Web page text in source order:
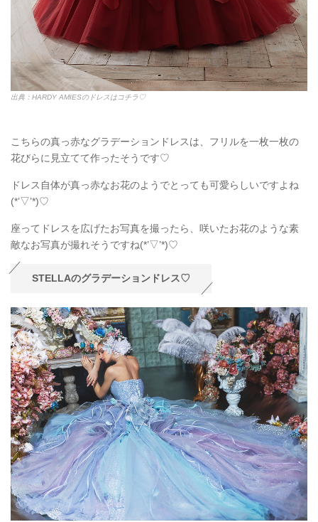
出典：HARDY AMIESのドレスはコチラ♡
こちらの真っ赤なグラデーションドレスは、フリルを一枚一枚の
花びらに見立てて作ったそうです♡
ドレス自体が真っ赤なお花のようでとっても可愛らしいですよね
(*’▽’*)♡
座ってドレスを広げたお写真を撮ったら、咲いたお花のような素
敵なお写真が撮れそうですね(*’▽’*)♡
STELLAのグラデーションドレス♡